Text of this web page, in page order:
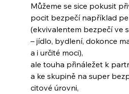
Můžeme se sice pokusit
pocit bezpečí například
(ekvivalentem bezpečí ve
– jídlo, bydlení, dokonce
a i určité moci),
ale touha přináležet k
a ke skupině na super
citové úrovni,